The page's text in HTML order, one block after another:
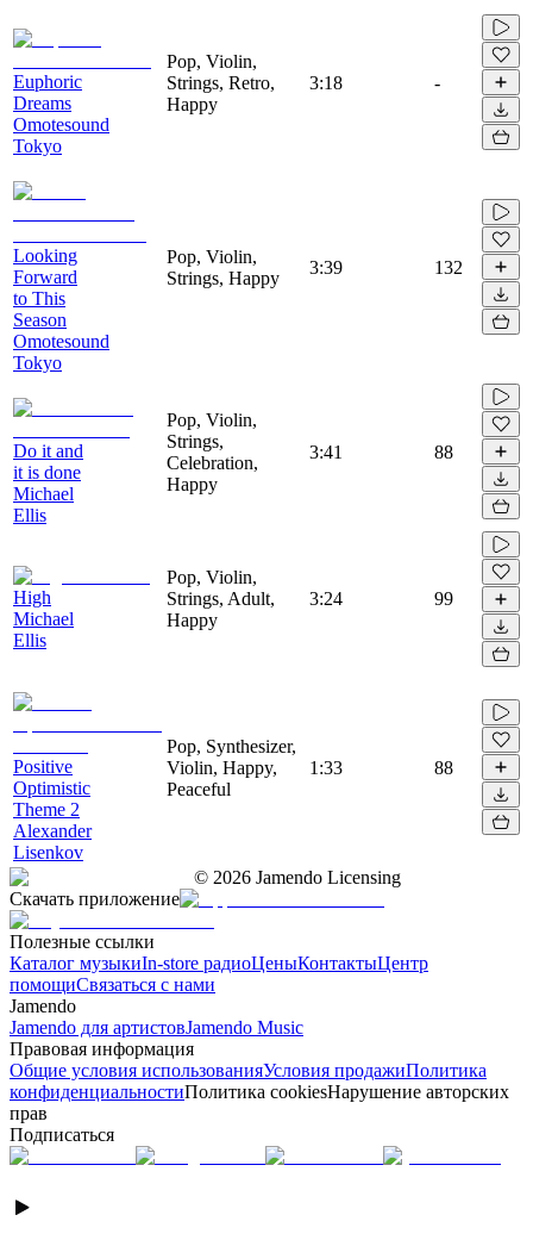
Euphoric
Dreams
Omotesound
Tokyo
Pop, Violin,
Strings, Retro,
Happy
3:18 -
Looking
Forward
to This
Season
Omotesound
Tokyo
Pop, Violin,
Strings, Happy
3:39 132
Do it and
it is done
Michael
Ellis
Pop, Violin,
Strings,
Celebration,
Happy
3:41 88
High
Michael
Ellis
Pop, Violin,
Strings, Adult,
Happy
3:24 99
Positive
Optimistic
Theme 2
Alexander
Lisenkov
Pop, Synthesizer,
Violin, Happy,
Peaceful
1:33 88
© 2026 Jamendo Licensing
Скачать приложение
Полезные ссылки
Каталог музыкиIn-store радиоЦеныКонтактыЦентр
помощиСвязаться с нами
Jamendo
Jamendo для артистовJamendo Music
Правовая информация
Общие условия использованияУсловия продажиПолитика
конфиденциальностиПолитика cookiesНарушение авторских
прав
Подписаться